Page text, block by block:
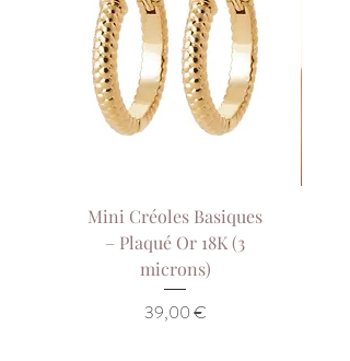
Mini Créoles Basiques
– Plaqué Or 18K (3
microns)
Prix
39,00 €